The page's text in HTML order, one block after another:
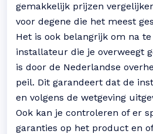
gemakkelijk prijzen
voor degene die het meest
Het is ook belangrijk om na te
installateur die je overweegt
is door de Nederlandse
peil. Dit garandeert dat de
en volgens de wetgeving
Ook kan je controleren of er
garanties op het product en